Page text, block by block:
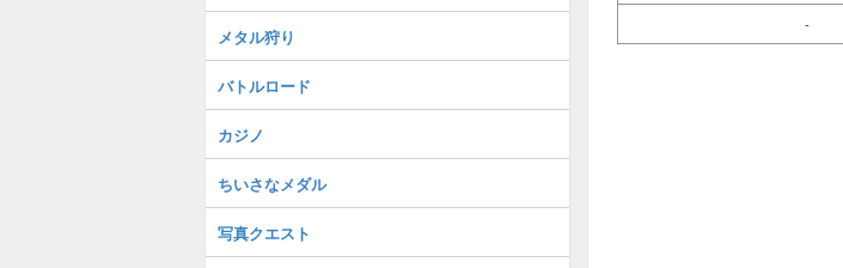
-
メタル狩り
バトルロード
カジノ
ちいさなメダル
写真クエスト